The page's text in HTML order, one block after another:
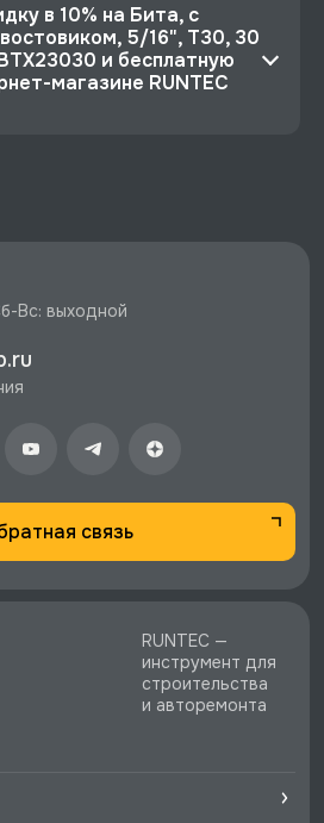
в 10% на Бита, с
5/16", T30, 30
и бесплатную
магазине RUNTEC
в Москве, Санкт-
Вс: выходной
связь
RUNTEC —
инструмент для
строительства
и авторемонта